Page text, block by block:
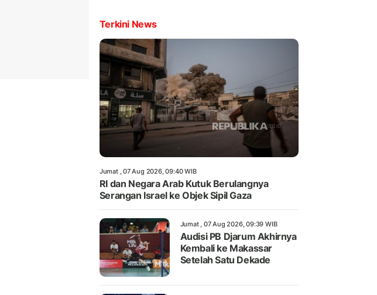
Terkini News
Jumat , 07 Aug 2026, 09:40 WIB
RI dan Negara Arab Kutuk Berulangnya
Serangan Israel ke Objek Sipil Gaza
Jumat , 07 Aug 2026, 09:39 WIB
Audisi PB Djarum Akhirnya
Kembali ke Makassar
Setelah Satu Dekade